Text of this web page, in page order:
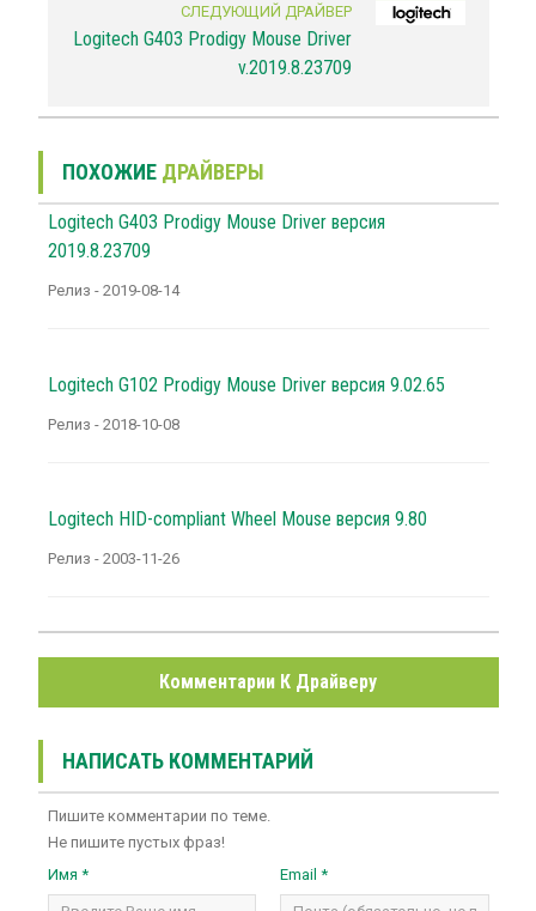
СЛЕДУЮЩИЙ ДРАЙВЕР
Logitech G403 Prodigy Mouse Driver
v.2019.8.23709
ПОХОЖИЕ ДРАЙВЕРЫ
Logitech G403 Prodigy Mouse Driver версия
2019.8.23709
Релиз - 2019-08-14
Logitech G102 Prodigy Mouse Driver версия 9.02.65
Релиз - 2018-10-08
Logitech HID-compliant Wheel Mouse версия 9.80
Релиз - 2003-11-26
Комментарии К Драйверу
НАПИСАТЬ КОММЕНТАРИЙ
Пишите комментарии по теме.
Не пишите пустых фраз!
Имя *
Email *